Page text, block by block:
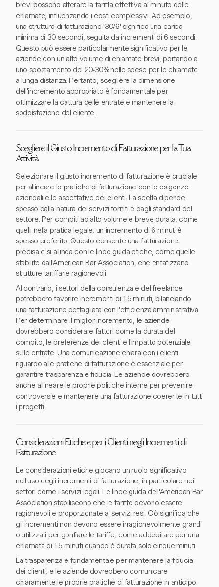
brevi possono alterare la tariffa effettiva al minuto delle
chiamate, influenzando i costi complessivi. Ad esempio,
una struttura di fatturazione '30/6' significa una carica
minima di 30 secondi, seguita da incrementi di 6 secondi.
Questo può essere particolarmente significativo per le
aziende con un alto volume di chiamate brevi, portando a
uno spostamento del 20-30% nelle spese per le chiamate
a lunga distanza. Pertanto, scegliere la dimensione
dell'incremento appropriato è fondamentale per
ottimizzare la cattura delle entrate e mantenere la
soddisfazione del cliente.
Scegliere il Giusto Incremento di Fatturazione per la Tua
Attività
Selezionare il giusto incremento di fatturazione è cruciale
per allineare le pratiche di fatturazione con le esigenze
aziendali e le aspettative dei clienti. La scelta dipende
spesso dalla natura dei servizi forniti e dagli standard del
settore. Per compiti ad alto volume e breve durata, come
quelli nella pratica legale, un incremento di 6 minuti è
spesso preferito. Questo consente una fatturazione
precisa e si allinea con le linee guida etiche, come quelle
stabilite dall'American Bar Association, che enfatizzano
strutture tariffarie ragionevoli.
Al contrario, i settori della consulenza e del freelance
potrebbero favorire incrementi di 15 minuti, bilanciando
una fatturazione dettagliata con l'efficienza amministrativa.
Per determinare il miglior incremento, le aziende
dovrebbero considerare fattori come la durata del
compito, le preferenze dei clienti e l'impatto potenziale
sulle entrate. Una comunicazione chiara con i clienti
riguardo alle pratiche di fatturazione è essenziale per
garantire trasparenza e fiducia. Le aziende dovrebbero
anche allineare le proprie politiche interne per prevenire
controversie e mantenere una fatturazione coerente in tutti
i progetti.
Considerazioni Etiche e per i Clienti negli Incrementi di
Fatturazione
Le considerazioni etiche giocano un ruolo significativo
nell'uso degli incrementi di fatturazione, in particolare nei
settori come i servizi legali. Le linee guida dell'American Bar
Association stabiliscono che le tariffe devono essere
ragionevoli e proporzionate ai servizi resi. Ciò significa che
gli incrementi non devono essere irragionevolmente grandi
o utilizzati per gonfiare le tariffe, come addebitare per una
chiamata di 15 minuti quando è durata solo cinque minuti.
La trasparenza è fondamentale per mantenere la fiducia
dei clienti, e le aziende dovrebbero comunicare
chiaramente le proprie pratiche di fatturazione in anticipo.